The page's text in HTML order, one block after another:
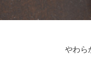
やわら